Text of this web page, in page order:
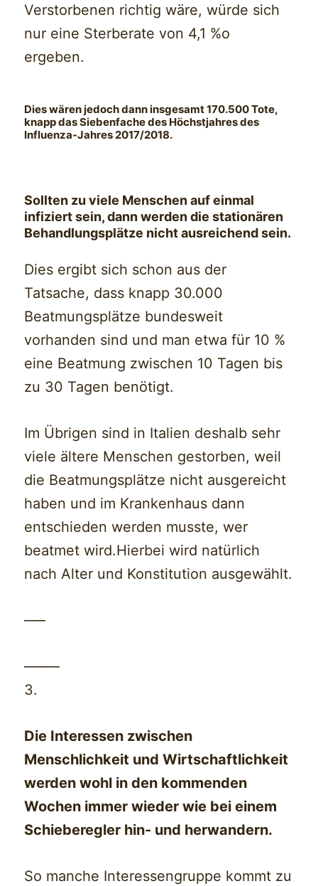
Verstorbenen richtig wäre, würde sich
nur eine Sterberate von 4,1 %o
ergeben.
Dies wären jedoch dann insgesamt 170.500 Tote,
knapp das Siebenfache des Höchstjahres des
Influenza-Jahres 2017/2018.
Sollten zu viele Menschen auf einmal
infiziert sein, dann werden die stationären
Behandlungsplätze nicht ausreichend sein.
Dies ergibt sich schon aus der
Tatsache, dass knapp 30.000
Beatmungsplätze bundesweit
vorhanden sind und man etwa für 10 %
eine Beatmung zwischen 10 Tagen bis
zu 30 Tagen benötigt.
Im Übrigen sind in Italien deshalb sehr
viele ältere Menschen gestorben, weil
die Beatmungsplätze nicht ausgereicht
haben und im Krankenhaus dann
entschieden werden musste, wer
beatmet wird.Hierbei wird natürlich
nach Alter und Konstitution ausgewählt.
—–
——–
3.
Die Interessen zwischen
Menschlichkeit und Wirtschaftlichkeit
werden wohl in den kommenden
Wochen immer wieder wie bei einem
Schieberegler hin- und herwandern.
So manche Interessengruppe kommt zu